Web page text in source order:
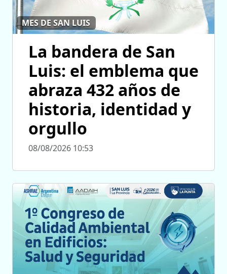
MES DE SAN LUIS
La bandera de San
Luis: el emblema que
abraza 432 años de
historia, identidad y
orgullo
08/08/2026 10:53